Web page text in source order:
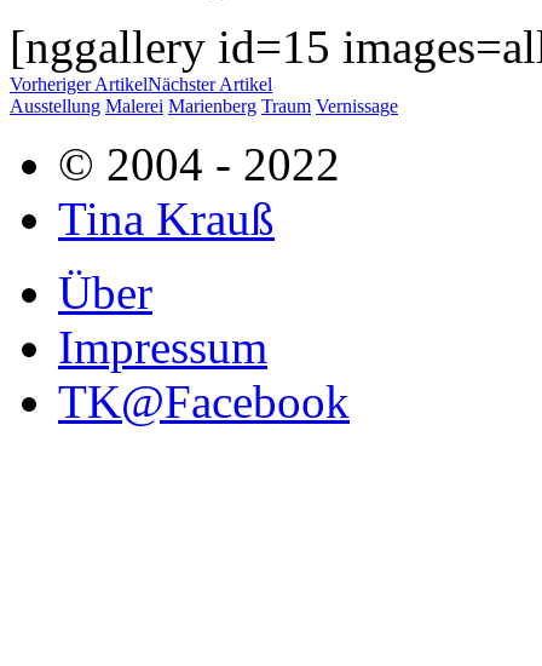
[nggallery id=15
Vorheriger ArtikelNächster Artikel
Ausstellung Malerei Marienberg Traum Vernissage
© 2004 - 2022
Tina Krauß
Über
Impressum
TK@Facebook